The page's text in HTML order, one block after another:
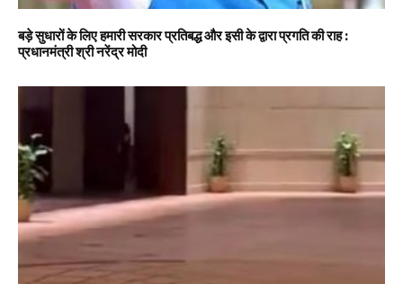
बड़े सुधारों के लिए हमारी सरकार प्रतिबद्ध और इसी के द्वारा प्रगति की राह :
प्रधानमंत्री श्री नरेंद्र मोदी